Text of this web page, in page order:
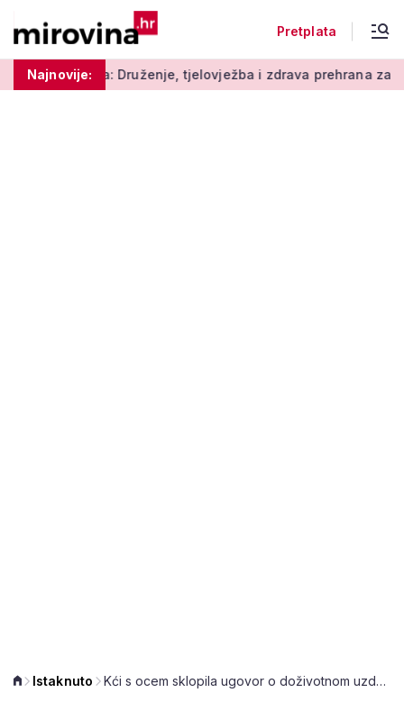
Pretplata
Najnovije:tjelovježba i zdrava prehrana za umirovljenike
Istaknuto Kći s ocem sklopila ugovor o doživotnom uzdržavanju: Bravu je promijenila, a obaveze ne ispunjava